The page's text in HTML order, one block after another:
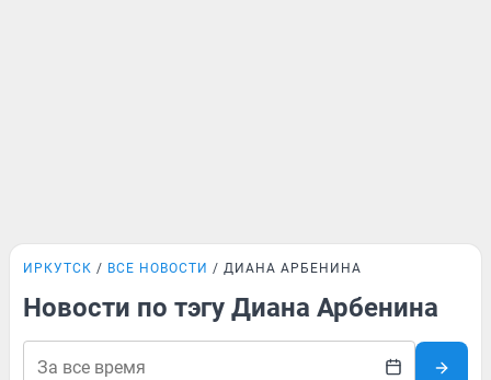
ИРКУТСК ВСЕ НОВОСТИ ДИАНА АРБЕНИНА
Новости по тэгу Диана Арбенина